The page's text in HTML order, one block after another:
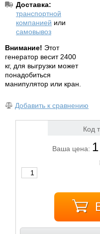
Доставка:
транспортной
компанией или
самовывоз
Внимание! Этот
генератор весит 2400
кг, для выгрузки может
понадобиться
манипулятор или кран.
Добавить к сравнению
Код
Ваша цена: